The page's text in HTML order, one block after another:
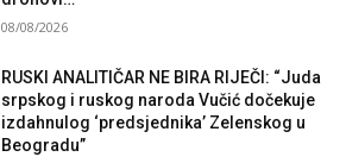
08/08/2026
RUSKI ANALITIČAR NE BIRA RIJEČI: “Juda
srpskog i ruskog naroda Vučić dočekuje
izdahnulog ‘predsjednika’ Zelenskog u
Beogradu”